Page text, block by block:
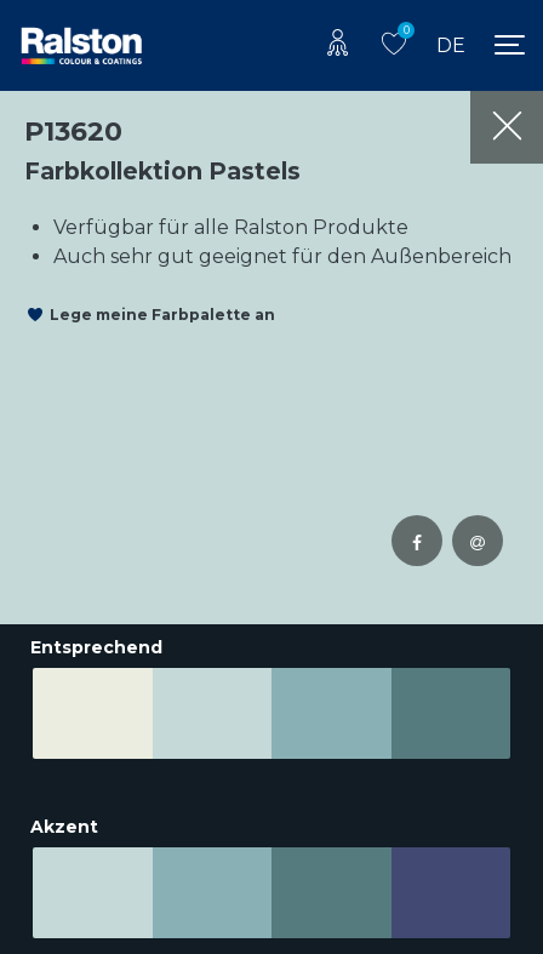
0
DE
P13620
Farbkollektion Pastels
Verfügbar für alle Ralston Produkte
Auch sehr gut geeignet für den Außenbereich
Lege meine Farbpalette an
Entsprechend
Akzent